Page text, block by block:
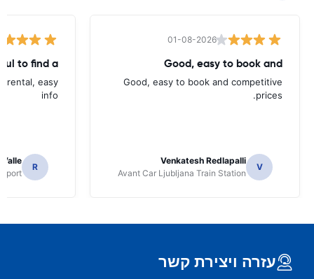
01-08-2026
Good, easy to book and
Good, easy to book and competitive
prices.
V
Venkatesh Redlapalli
Avant Car Ljubljana Train Station
to find a
rental, easy
info
R
עזרה ויצירת קשר